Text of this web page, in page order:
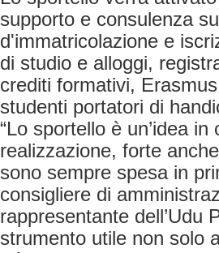
supporto e consulenza
d'immatricolazione e
di studio e alloggi,
crediti formativi,
studenti portatori di
“Lo sportello è un’idea
realizzazione, forte
sono sempre spesa in
consigliere di
rappresentante dell’Udu
strumento utile non solo